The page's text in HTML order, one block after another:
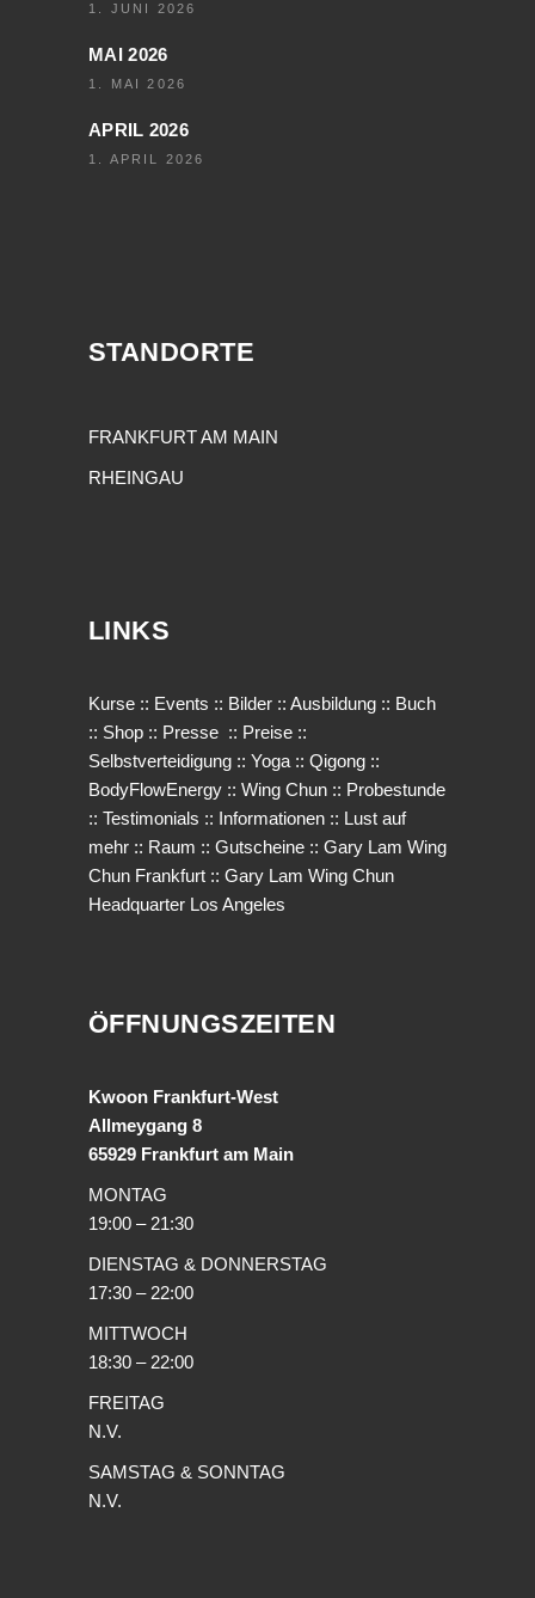
1. JUNI 2026
MAI 2026
1. MAI 2026
APRIL 2026
1. APRIL 2026
STANDORTE
FRANKFURT AM MAIN
RHEINGAU
LINKS
Kurse :: Events :: Bilder :: Ausbildung :: Buch
:: Shop :: Presse :: Preise ::
Selbstverteidigung :: Yoga :: Qigong ::
BodyFlowEnergy :: Wing Chun :: Probestunde
:: Testimonials :: Informationen :: Lust auf
mehr :: Raum :: Gutscheine :: Gary Lam Wing
Chun Frankfurt :: Gary Lam Wing Chun
Headquarter Los Angeles
ÖFFNUNGSZEITEN
Kwoon Frankfurt-West
Allmeygang 8
65929 Frankfurt am Main
MONTAG
19:00 – 21:30
DIENSTAG & DONNERSTAG
17:30 – 22:00
MITTWOCH
18:30 – 22:00
FREITAG
N.V.
SAMSTAG & SONNTAG
N.V.